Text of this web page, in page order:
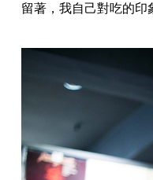
留著，我自己對吃的印